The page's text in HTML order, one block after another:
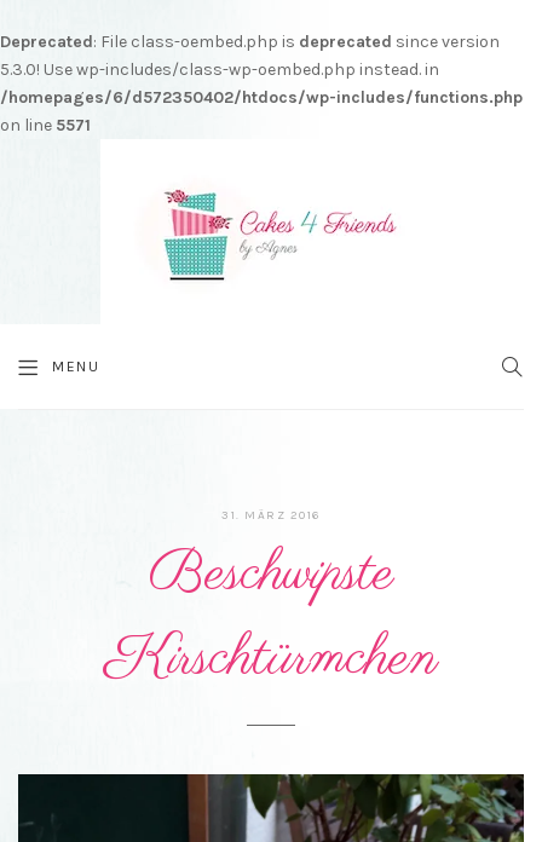
Deprecated: File class-oembed.php is deprecated since version
5.3.0! Use wp-includes/class-wp-oembed.php instead. in
/homepages/6/d572350402/htdocs/wp-includes/functions.php
on line 5571
MENU
31. MÄRZ 2016
Beschwipste
Kirschtürmchen